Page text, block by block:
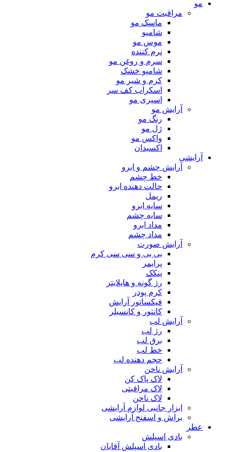
مو
مراقبت مو
ماسک مو
شامپو
موس مو
نرم کننده
سرم و روغن مو
شامپو خشک
کرم و شیر مو
اسکراب کف سر
اسپری مو
آرایش مو
رنگ مو
ژل مو
واکس مو
اکسیدان
آرایشی
آرایش چشم و ابرو
خط چشم
حالت دهنده ابرو
ریمل
سایه ابرو
سایه چشم
مداد ابرو
مداد چشم
آرایش صورت
بی بی و سی سی کرم
پرایمر
پنکک
رژ گونه و هایلایتر
کرم پودر
فیکساتور آرایش
کانتور و کانسیلر
آرایش لب
رژ لب
برق لب
خط لب
حجم دهنده لب
آرایش ناخن
لاک پاک کن
لاک مراقبتی
لاک ناخن
ابزار جانبی لوازم آرایشی
براش و اسفنج آرایشی
عطر
بادی اسپلش
بادی اسپلش آقایان